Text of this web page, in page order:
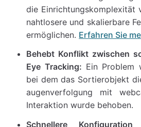
die Einrichtungskomplexität
nahtlosere und skalierbare
ermöglichen. Erfahren Sie
Behebt Konflikt zwischen
Eye Tracking: Ein Problem
bei dem das Sortierobjekt
augenverfolgung mit
Interaktion wurde behoben.
Schnellere